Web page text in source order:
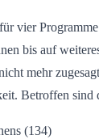
vier
bis auf
mehr
Betroffen sind
(134)